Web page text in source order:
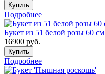
Купить
Подробнее
Букет из 51 белой розы 60 см
16900 руб.
Купить
Подробнее